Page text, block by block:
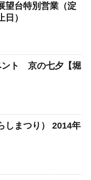
望台特別営業（淀
）
ント 京の七夕【堀
しまつり） 2014年